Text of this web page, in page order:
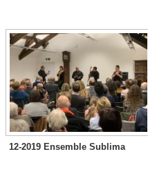
12-2019 Ensemble Sublima